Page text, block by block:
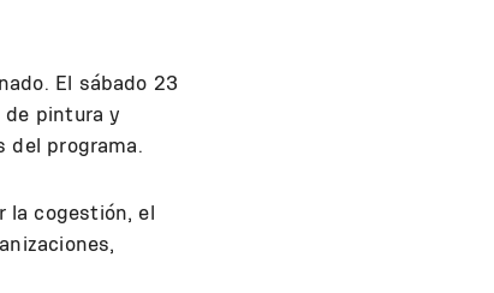
El sábado 23
de pintura y
del programa.
la cogestión, el